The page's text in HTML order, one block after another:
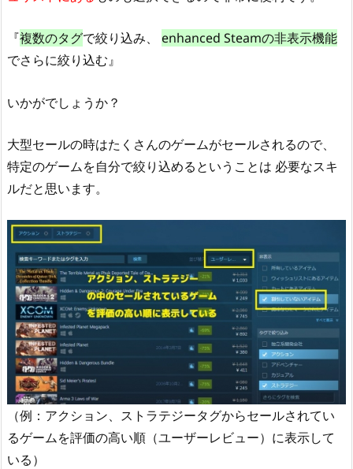
『複数のタグで絞り込み、 enhanced Steamの非表示機能
でさらに絞り込む』
いかがでしょうか？
大型セールの時はたくさんのゲームがセールされるので、
特定のゲームを自分で絞り込めるということは 必要なスキ
ルだと思います。
（例：アクション、ストラテジータグからセールされてい
るゲームを評価の高い順（ユーザーレビュー）に表示して
いる）